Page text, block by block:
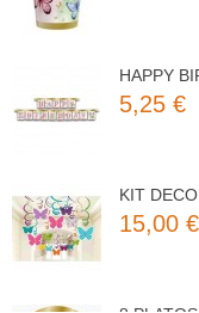
5,25 €
15,00 €